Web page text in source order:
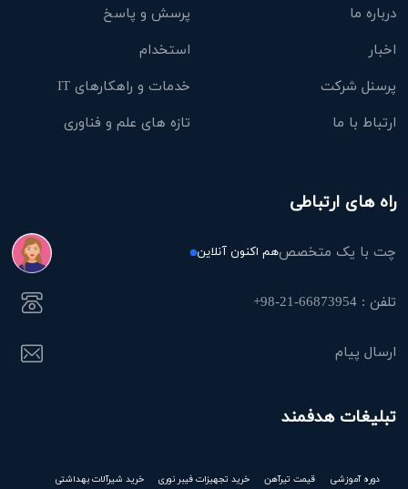
درباره ما
پرسش و پاسخ
اخبار
استخدام
پرسنل شرکت
خدمات و راهکارهای IT
ارتباط با ما
تازه های علم و فناوری
راه های ارتباطی
چت با یک متخصصهم اکنون آنلاین
تلفن : 66873954-21-98+
ارسال پیام
تبلیغات هدفمند
دوره آموزشی قیمت تیرآهن خرید تجهیزات فیبر نوری خرید شیرآلات بهداشتی